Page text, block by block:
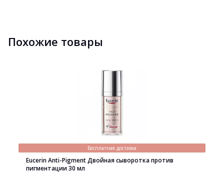
Похожие товары
Бесплатная доставка
Eucerin Anti-Pigment Двойная сыворотка против
пигментации 30 мл